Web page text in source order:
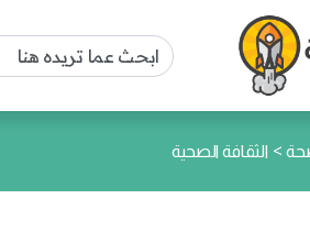
> الثقافة الصحية